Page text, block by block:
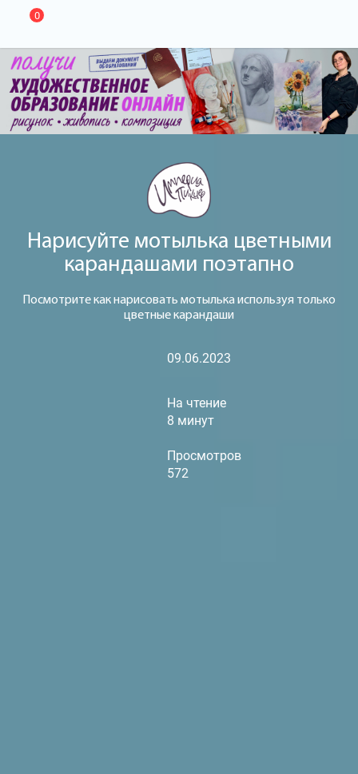
0
Нарисуйте мотылька цветными
карандашами поэтапно
Посмотрите как нарисовать мотылька используя только
цветные карандаши
09.06.2023
На чтение
8 минут
Просмотров
572